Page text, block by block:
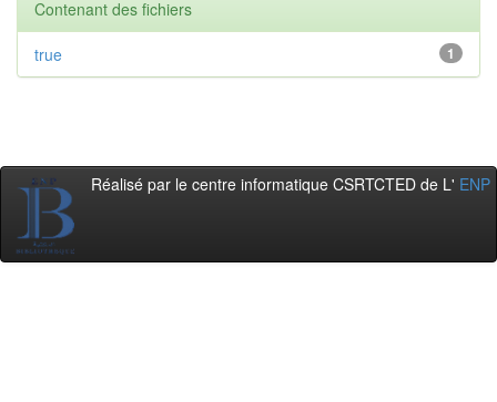
Contenant des fichiers
1
true
Réalisé par le centre informatique CSRTCTED de L' ENP